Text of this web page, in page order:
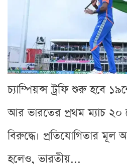
চ্যাম্পিয়ন্স ট্রফি শুরু হবে
আর ভারতের প্রথম ম্যাচ ২০
বিরুদ্ধে। প্রতিযোগিতার মূল
হলেও, ভারতীয়...